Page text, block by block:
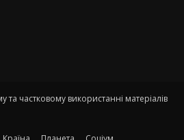
та частковому використанні матеріалів